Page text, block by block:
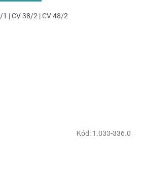
1 | CV 38/2 | CV 48/2
Kód: 1.033-336.0